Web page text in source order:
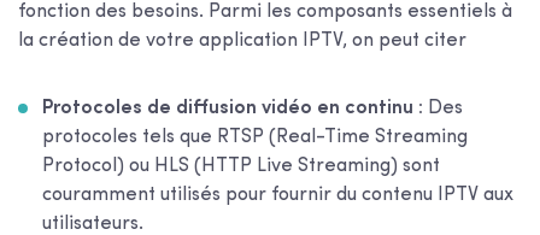
fonction des besoins. Parmi les composants essentiels à
la création de votre application IPTV, on peut citer
Protocoles de diffusion vidéo en continu : Des
protocoles tels que RTSP (Real-Time Streaming
Protocol) ou HLS (HTTP Live Streaming) sont
couramment utilisés pour fournir du contenu IPTV aux
utilisateurs.